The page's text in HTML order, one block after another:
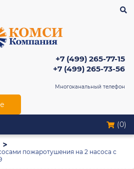
+7 (499) 265-77-15
+7 (499) 265-73-56
Многоканальный телефон
(0)
пожаротушения на 2 насоса с